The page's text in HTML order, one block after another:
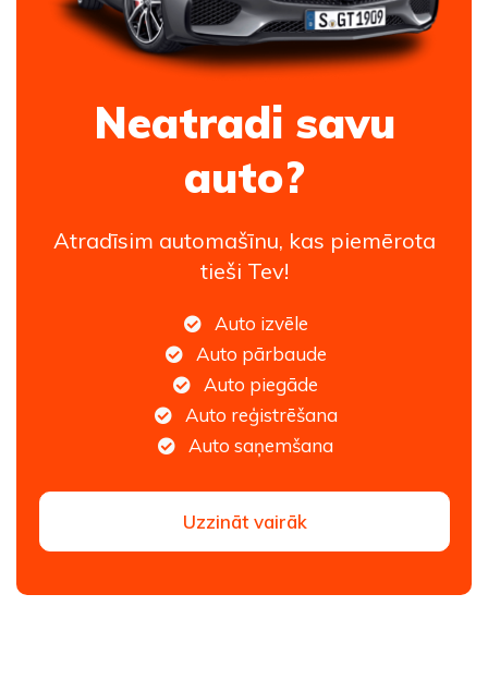
Neatradi savu
auto?
Atradīsim automašīnu, kas piemērota
tieši Tev!
Auto izvēle
Auto pārbaude
Auto piegāde
Auto reģistrēšana
Auto saņemšana
Uzzināt vairāk